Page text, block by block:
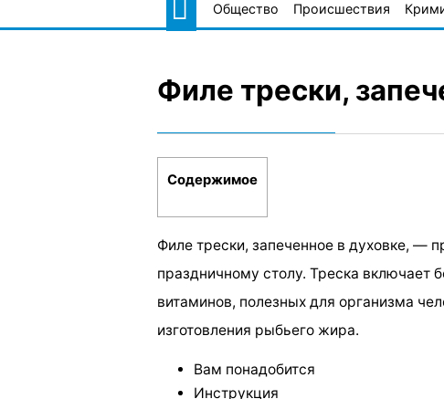
Общество Происшествия
Филе трески,
Содержимое
Филе трески, запеченное в духовке, —
праздничному столу. Треска включает
витаминов, полезных для организма
изготовления рыбьего жира.
Вам понадобится
Инструкция